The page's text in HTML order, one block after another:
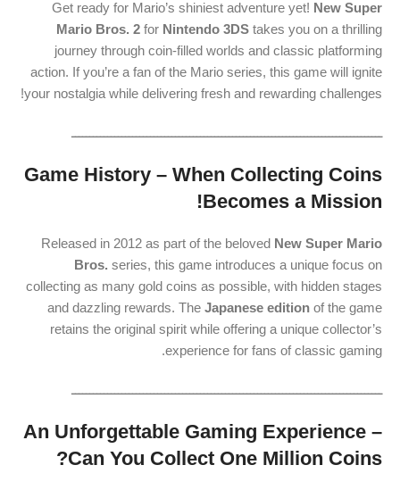
Get ready for Mario’s shiniest adventure yet! New Super
Mario Bros. 2 for Nintendo 3DS takes you on a thrilling
journey through coin-filled worlds and classic platforming
action. If you’re a fan of the Mario series, this game will ignite
your nostalgia while delivering fresh and rewarding challenges!
ـــــــــــــــــــــــــــــــــــــــــــــــــــــــــــــــــــــــــــــــــــــــ
Game History – When Collecting Coins
Becomes a Mission!
Released in 2012 as part of the beloved New Super Mario
Bros. series, this game introduces a unique focus on
collecting as many gold coins as possible, with hidden stages
and dazzling rewards. The Japanese edition of the game
retains the original spirit while offering a unique collector’s
experience for fans of classic gaming.
ـــــــــــــــــــــــــــــــــــــــــــــــــــــــــــــــــــــــــــــــــــــــ
An Unforgettable Gaming Experience –
Can You Collect One Million Coins?